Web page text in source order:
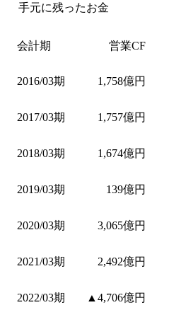
手元に残ったお金
会計期 営業CF
2016/03期 1,758億円
2017/03期 1,757億円
2018/03期 1,674億円
2019/03期 139億円
2020/03期 3,065億円
2021/03期 2,492億円
2022/03期 ▲4,706億円